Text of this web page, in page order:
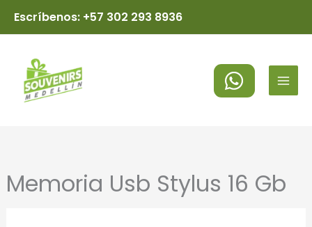
Escríbenos: +57 302 293 8936
Memoria Usb Stylus 16 Gb